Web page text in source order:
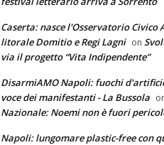
Caserta: nasce l'Osservatorio Civico
litorale Domitio e Regi Lagni on
via il progetto “Vita Indipendente”
DisarmiAMO Napoli: fuochi
voce dei manifestanti - La Bussola
Nazionale: Noemi non è fuori
Napoli: lungomare plastic-free con